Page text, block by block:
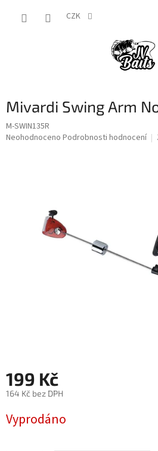
CZK
Mivardi Swing Arm
M-SWIN135R
Průměrné
Neohodnoceno Podrobnosti hodnocení
199 Kč
164 Kč bez DPH
cena:
Vyprodáno